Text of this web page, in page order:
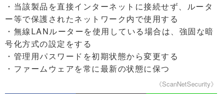
・当該製品を直接インターネットに接続せず、ルータ
ー等で保護されたネットワーク内で使用する
・無線LANルーターを使用している場合は、強固な暗
号化方式の設定をする
・管理用パスワードを初期状態から変更する
・ファームウェアを常に最新の状態に保つ
《ScanNetSecurity》